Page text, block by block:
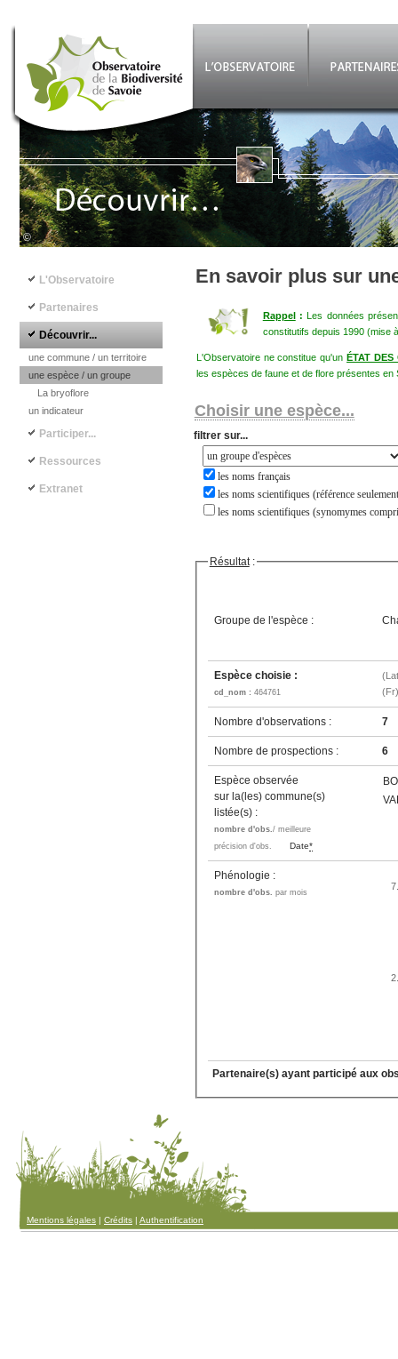
Aller au contenu principal
©
En savoir plus sur
Rappel:Les données
constitutifs depuis 1990 (mise
L'Observatoire ne constitue qu'unÉTAT DES
les espèces de faune et de flore présentes en
Choisir une espèce...
filtrer sur...
les noms français
les noms scientifiques (référence
les noms scientifiques (synomymes
Résultat:
Groupe de l'espèce :
Espèce choisie :
cd_nom : 464761
(Fr)
Nombre d'observations : 7
Nombre de prospections : 6
Espèce observée
sur la(les) commune(s)
listée(s) :
nombre d'obs./ meilleure
précision d'obs.
Date*
Phénologie :
nombre d'obs. par mois
Partenaire(s) ayant participé aux
Navigation principale
L'Observatoire
Partenaires
Découvrir...
une commune / un territoire
une espèce / un groupe
La bryoflore
un indicateur
Participer...
Ressources
Extranet
Mentions légales | Crédits | Authentification